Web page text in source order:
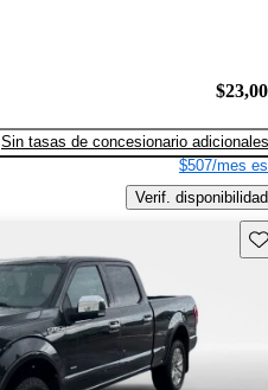
Sin tasas de concesionario adicionales
$507/mes
Verif. disponibilidad